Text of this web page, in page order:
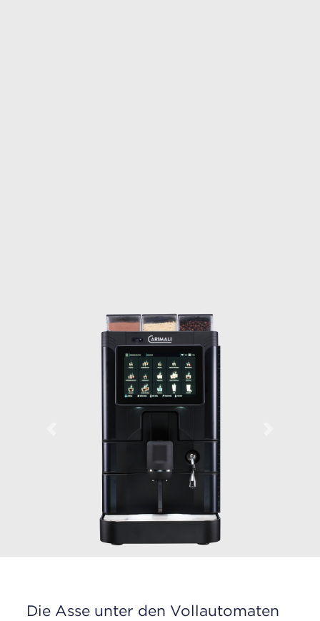
Die Asse unter den Vollautomaten